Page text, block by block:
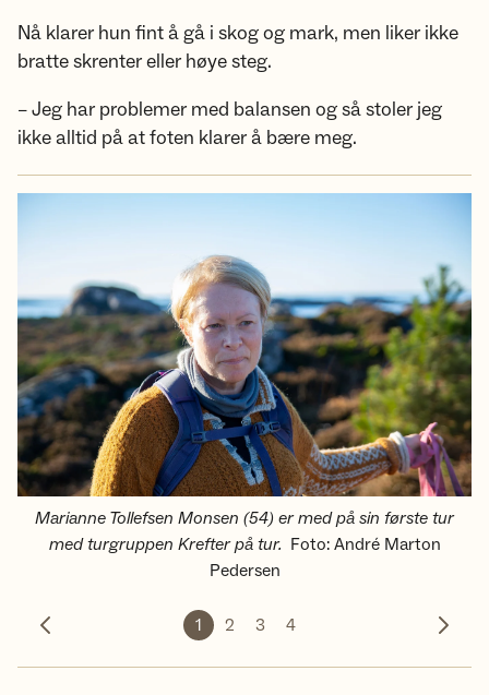
Nå klarer hun fint å gå i skog og mark, men liker ikke
bratte skrenter eller høye steg.
– Jeg har problemer med balansen og så stoler jeg
ikke alltid på at foten klarer å bære meg.
Marianne Tollefsen Monsen (54) er med på sin første tur
med turgruppen Krefter på tur. Foto: André Marton
Pedersen
Forrige bilde
1 2 3 4